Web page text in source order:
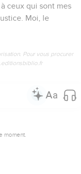
ceux qui sont mes
Moi, le
Pour vous procurer
moment.